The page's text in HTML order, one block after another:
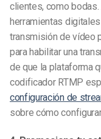
clientes, como
herramientas
transmisión de vídeo
para habilitar una
de que la plataforma
codificador RTMP
configuración de
sobre cómo